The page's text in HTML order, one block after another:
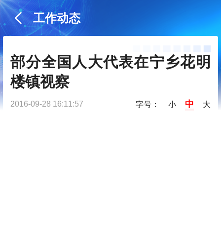
工作动态
部分全国人大代表在宁乡花明
楼镇视察
2016-09-28 16:11:57 字号： 小 中 大